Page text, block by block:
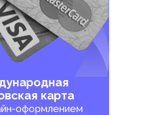
карта
оформлением